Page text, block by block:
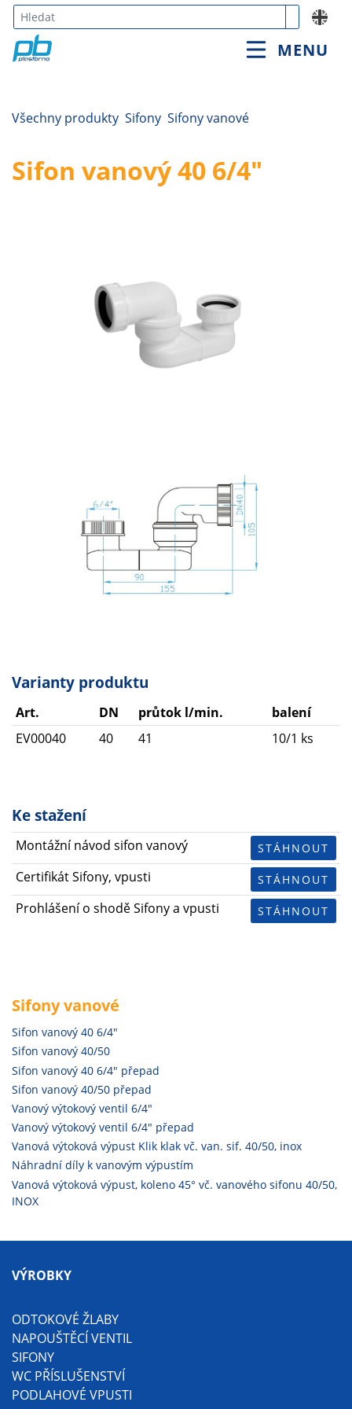
https://www.plastbrno.cz/sifon-vanovy-40-6-4
more
MENU
Všechny produkty Sifony Sifony vanové
Sifon vanový 40 6/4"
Varianty produktu
Art. DN průtok l/min.
balení
EV00040
40 41 10/1 ks
Ke stažení
Montážní návod sifon vanový STÁHNOUT
Certifikát Sifony, vpusti STÁHNOUT
Prohlášení o shodě Sifony a vpusti STÁHNOUT
Sifony vanové
Sifon vanový 40 6/4"
Sifon vanový 40/50
Sifon vanový 40 6/4" přepad
Sifon vanový 40/50 přepad
Vanový výtokový ventil 6/4"
Vanový výtokový ventil 6/4" přepad
Vanová výtoková výpust Klik klak vč. van. sif. 40/50, inox
Náhradní díly k vanovým výpustím
Vanová výtoková výpust, koleno 45° vč. vanového sifonu 40/50,
INOX
VÝROBKY
ODTOKOVÉ ŽLABY
NAPOUŠTĚCÍ VENTIL
SIFONY
WC PŘÍSLUŠENSTVÍ
PODLAHOVÉ VPUSTI